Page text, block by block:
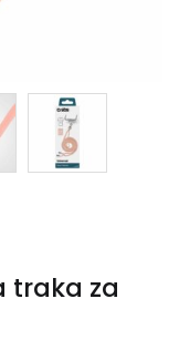
traka za